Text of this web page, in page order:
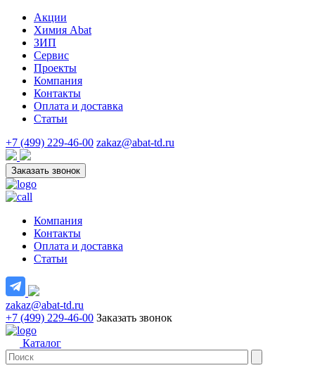
Акции
Химия Abat
ЗИП
Сервис
Проекты
Компания
Контакты
Оплата и доставка
Статьи
+7 (499) 229-46-00 zakaz@abat-td.ru
Заказать звонок
Компания
Контакты
Оплата и доставка
Статьи
zakaz@abat-td.ru
+7 (499) 229-46-00 Заказать звонок
Каталог